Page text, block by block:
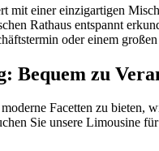
mit einer einzigartigen
Rathaus entspannt
oder einem
Bequem zu
Facetten zu bieten,
Sie unsere Limousine